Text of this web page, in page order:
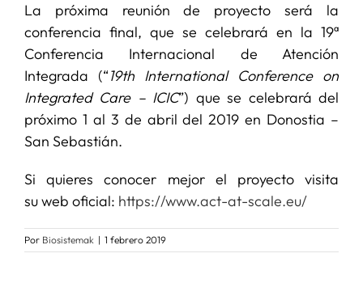
La próxima reunión de proyecto será la
conferencia final, que se celebrará en la 19ª
Conferencia Internacional de Atención
Integrada (“19th International Conference on
Integrated Care – ICIC”) que se celebrará del
próximo 1 al 3 de abril del 2019 en Donostia –
San Sebastián.
Si quieres conocer mejor el proyecto visita
su web oficial: https://www.act-at-scale.eu/
Por Biosistemak | 1 febrero 2019